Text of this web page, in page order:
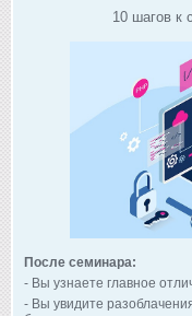
10 шагов к
После семинара:
- Вы узнаете главное
- Вы увидите